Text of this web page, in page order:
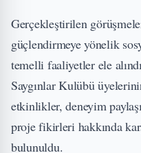
Gerçekleştirilen
güçlendirmeye yönelik
temelli faaliyetler ele
Saygınlar Kulübü
etkinlikler, deneyim
proje fikirleri hakkında
bulunuldu.